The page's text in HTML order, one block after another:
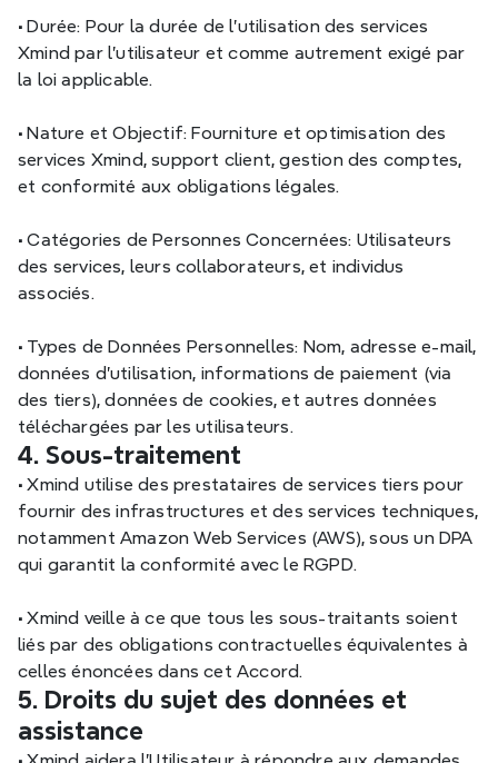
• Durée: Pour la durée de l'utilisation des services
Xmind par l'utilisateur et comme autrement exigé par
la loi applicable.
• Nature et Objectif: Fourniture et optimisation des
services Xmind, support client, gestion des comptes,
et conformité aux obligations légales.
• Catégories de Personnes Concernées: Utilisateurs
des services, leurs collaborateurs, et individus
associés.
• Types de Données Personnelles: Nom, adresse e-mail,
données d'utilisation, informations de paiement (via
des tiers), données de cookies, et autres données
téléchargées par les utilisateurs.
4. Sous-traitement
• Xmind utilise des prestataires de services tiers pour
fournir des infrastructures et des services techniques,
notamment Amazon Web Services (AWS), sous un DPA
qui garantit la conformité avec le RGPD.
• Xmind veille à ce que tous les sous-traitants soient
liés par des obligations contractuelles équivalentes à
celles énoncées dans cet Accord.
5. Droits du sujet des données et
assistance